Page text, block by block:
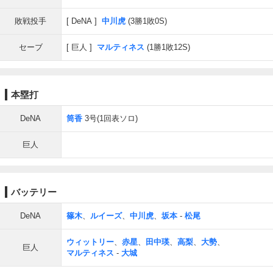
敗戦投手 DeNA 中川虎 (3勝1敗0S)
セーブ 巨人 マルティネス (1勝1敗12S)
本塁打
DeNA 筒香 3号(1回表ソロ)
巨人
バッテリー
DeNA 篠木、 ルイーズ、 中川虎、 坂本 - 松尾
巨人
ウィットリー、 赤星、 田中瑛、 高梨、 大勢、
マルティネス - 大城